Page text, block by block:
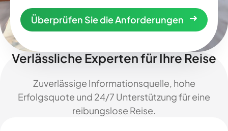
Überprüfen Sie die Anforderungen
Verlässliche Experten für Ihre Reise
Zuverlässige Informationsquelle, hohe
Erfolgsquote und 24/7 Unterstützung für eine
reibungslose Reise.